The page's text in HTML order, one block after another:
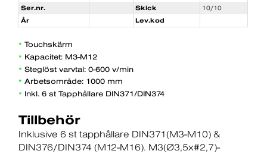
Ser.nr.
Skick
10/10
År
Lev.kod
*Touchskärm
* Kapacitet: M3-M12
*Steglöst varvtal: 0-600 v/min
*Arbetsområde: 1000 mm
* Inkl. 6 st Tapphållare DIN371/DIN374
Tillbehör
Inklusive 6 st tapphållare DIN371(M3-M10) &
DIN376/DIN374 (M12-M16). M3(Ø3,5x#2,7)-